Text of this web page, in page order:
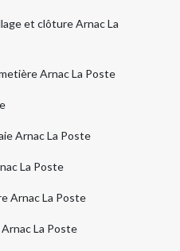
et clôture Arnac La
Arnac La Poste
Arnac La Poste
La Poste
Arnac La Poste
La Poste